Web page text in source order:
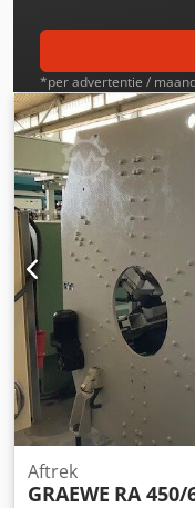
*per advertentie /
Aftrek
GRAEWE RA 450/